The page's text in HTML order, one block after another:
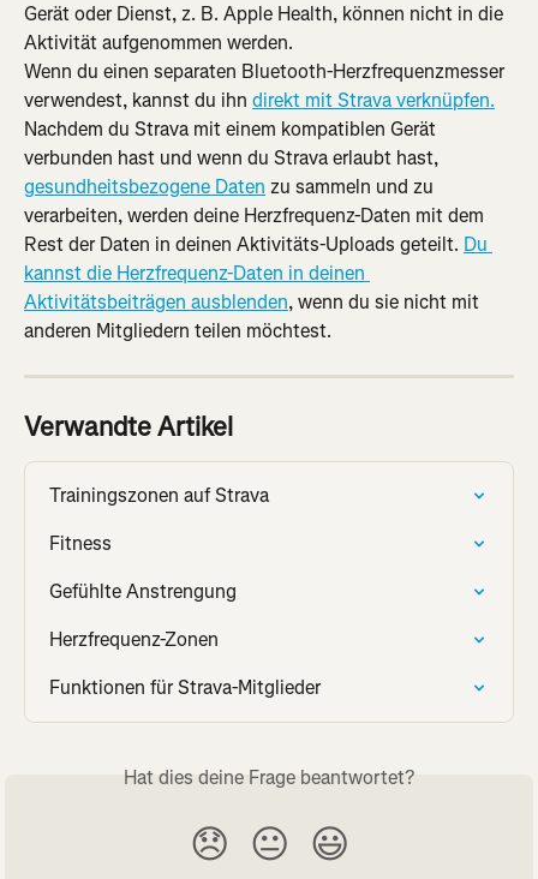
Gerät oder Dienst, z. B. Apple Health, können nicht in die
Aktivität aufgenommen werden.
Wenn du einen separaten Bluetooth-Herzfrequenzmesser
verwendest, kannst du ihn direkt mit Strava verknüpfen.
Nachdem du Strava mit einem kompatiblen Gerät
verbunden hast und wenn du Strava erlaubt hast,
gesundheitsbezogene Daten zu sammeln und zu
verarbeiten, werden deine Herzfrequenz-Daten mit dem
Rest der Daten in deinen Aktivitäts-Uploads geteilt. Du
kannst die Herzfrequenz-Daten in deinen
Aktivitätsbeiträgen ausblenden, wenn du sie nicht mit
anderen Mitgliedern teilen möchtest.
Verwandte Artikel
Trainingszonen auf Strava
Fitness
Gefühlte Anstrengung
Herzfrequenz-Zonen
Funktionen für Strava-Mitglieder
Hat dies deine Frage beantwortet?
😞 😐 😃